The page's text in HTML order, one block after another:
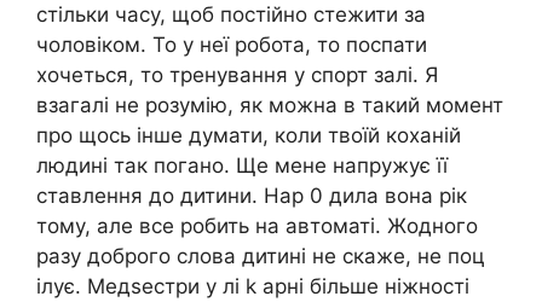
стільки часу, щоб постійно стежити за
чоловіком. То у неї робота, то поспати
хочеться, то тренування у спорт залі. Я
взагалі не розумію, як можна в такий момент
про щось інше думати, коли твоїй коханій
людині так погано. Ще мене напружує її
ставлення до дитини. Нар 0 дила вона рік
тому, але все робить на автоматі. Жодного
разу доброго слова дитині не скаже, не поц
ілує. Медsестри у лі k арні більше ніжності